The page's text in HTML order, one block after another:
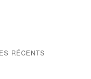
RÉCENTS